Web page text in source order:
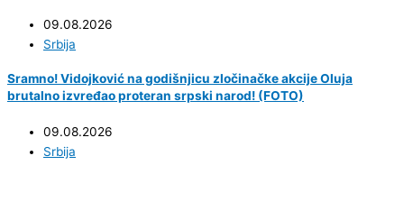
09.08.2026
Srbija
Sramno! Vidojković na godišnjicu zločinačke akcije Oluja
brutalno izvređao proteran srpski narod! (FOTO)
09.08.2026
Srbija